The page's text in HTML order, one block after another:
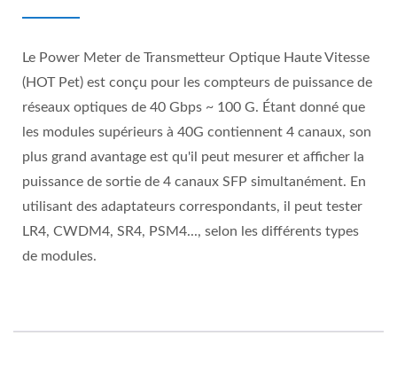
Le Power Meter de Transmetteur Optique Haute Vitesse
(HOT Pet) est conçu pour les compteurs de puissance de
réseaux optiques de 40 Gbps ~ 100 G. Étant donné que
les modules supérieurs à 40G contiennent 4 canaux, son
plus grand avantage est qu'il peut mesurer et afficher la
puissance de sortie de 4 canaux SFP simultanément. En
utilisant des adaptateurs correspondants, il peut tester
LR4, CWDM4, SR4, PSM4..., selon les différents types
de modules.